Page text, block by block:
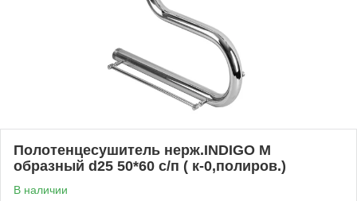
Полотенцесушитель нерж.INDIGO М
образный d25 50*60 с/п ( к-0,полиров.)
В наличии